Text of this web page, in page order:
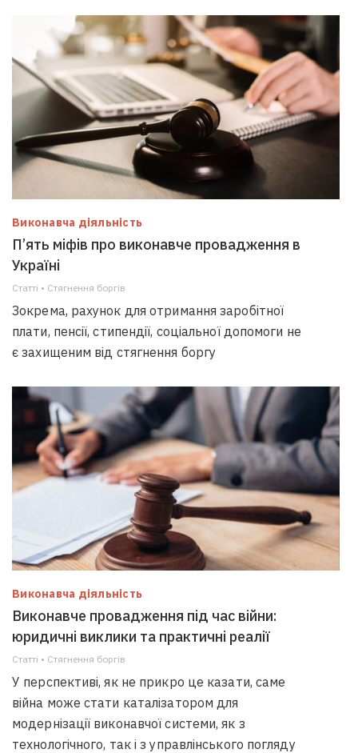
Виконавча діяльність
П’ять міфів про виконавче провадження в
Україні
Статті • Стягнення боргiв
Зокрема, рахунок для отримання заробітної
плати, пенсії, стипендії, соціальної допомоги не
є захищеним від стягнення боргу
Виконавча діяльність
Виконавче провадження під час війни:
юридичні виклики та практичні реалії
Статті • Стягнення боргiв
У перспективі, як не прикро це казати, саме
війна може стати каталізатором для
модернізації виконавчої системи, як з
технологічного, так і з управлінського погляду